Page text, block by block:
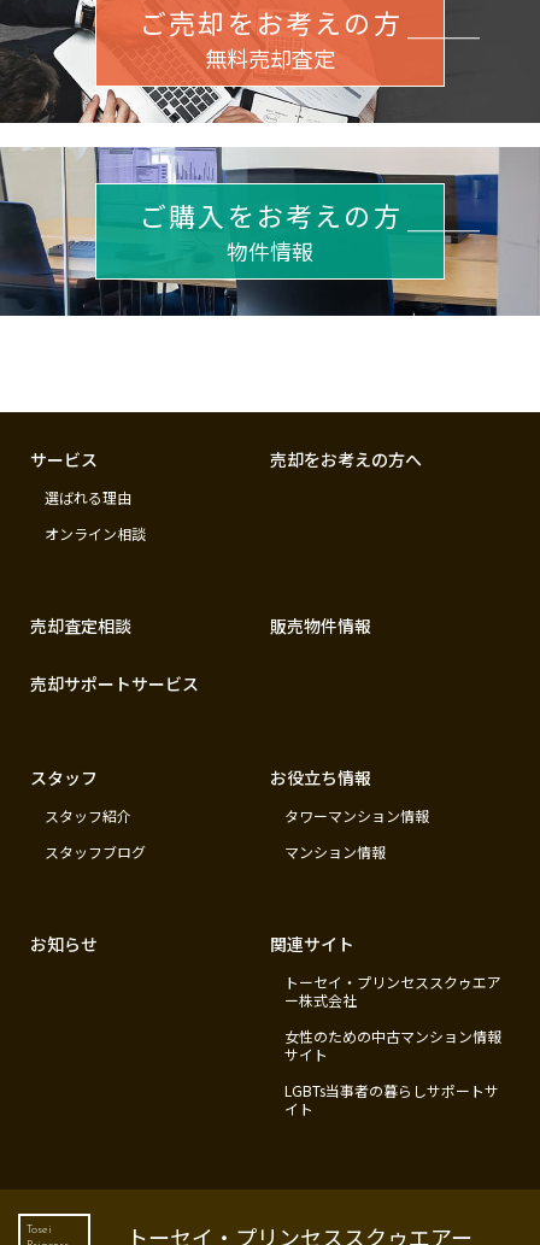
ご売却をお考えの方
無料売却査定
ご購入をお考えの方
物件情報
サービス
選ばれる理由
オンライン相談
売却をお考えの方へ
売却査定相談
売却サポートサービス
販売物件情報
スタッフ
スタッフ紹介
スタッフブログ
お役立ち情報
タワーマンション情報
マンション情報
お知らせ 関連サイト
トーセイ・プリンセススクゥエア
ー株式会社
女性のための中古マンション情報
サイト
LGBTs当事者の暮らしサポートサ
イト
Tosei
トーセイ・プリンセススクゥエアー